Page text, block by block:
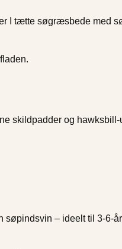
I tætte søgræsbede med
skildpadder og
søpindsvin – ideelt til 3-6-